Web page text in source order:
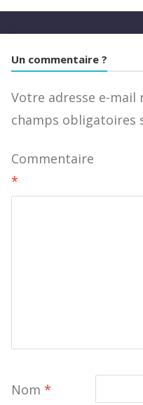
Un commentaire ?
Votre adresse e-mail
champs obligatoires
Commentaire
*
Nom *